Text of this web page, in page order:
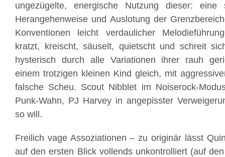
ungezügelte, energische Nutzung dieser: eine
Herangehenweise und Auslotung der
Konventionen leicht verdaulicher
kratzt, kreischt, säuselt, quietscht und schreit
hysterisch durch alle Variationen ihrer rauh
einem trotzigen kleinen Kind gleich, mit
falsche Scheu. Scout Nibblet im Noiserock-
Punk-Wahn, PJ Harvey in angepisster
so will.
Freilich vage Assoziationen – zu originär lässt
auf den ersten Blick vollends unkontrolliert (auf